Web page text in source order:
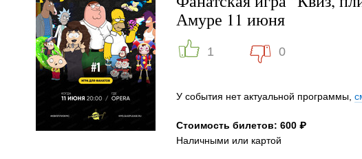
Амуре 11 июня
1 0
У события нет актуальной программы,
Стоимость билетов: 600 ₽
Наличными или картой